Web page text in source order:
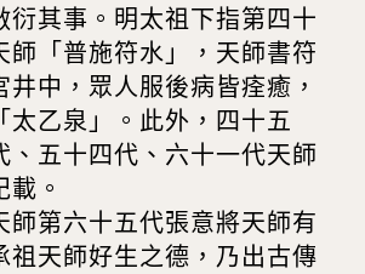
衍其事。明太祖下指第四十
師「普施符水」，天師書符
井中，眾人服後病皆痊癒，
太乙泉」。此外，四十五
、五十四代、六十一代天師
。
第六十五代張意將天師有
祖天師好生之德，乃出古傳